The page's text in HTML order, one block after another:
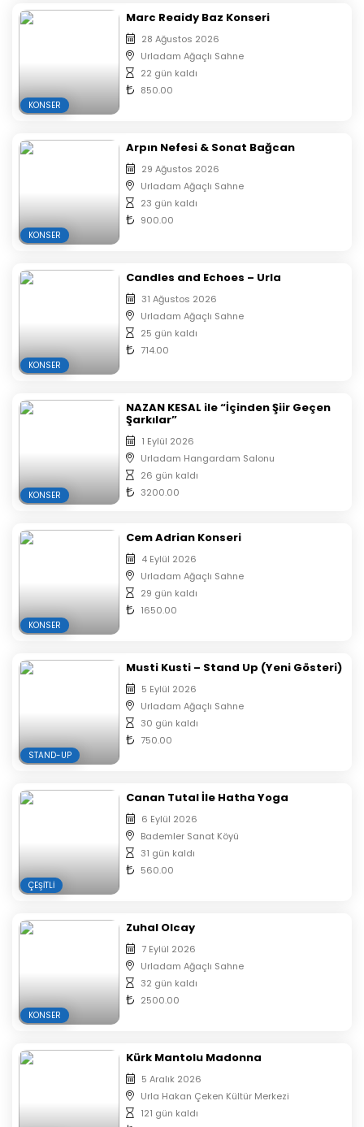
KONSER
Marc Reaidy Baz Konseri
28 Ağustos 2026
Urladam Ağaçlı Sahne
22 gün kaldı
850.00
KONSER
Arpın Nefesi & Sonat Bağcan
29 Ağustos 2026
Urladam Ağaçlı Sahne
23 gün kaldı
900.00
KONSER
Candles and Echoes – Urla
31 Ağustos 2026
Urladam Ağaçlı Sahne
25 gün kaldı
714.00
KONSER
NAZAN KESAL ile “İçinden Şiir Geçen
Şarkılar”
1 Eylül 2026
Urladam Hangardam Salonu
26 gün kaldı
3200.00
KONSER
Cem Adrian Konseri
4 Eylül 2026
Urladam Ağaçlı Sahne
29 gün kaldı
1650.00
STAND-UP
Musti Kusti – Stand Up (Yeni Gösteri)
5 Eylül 2026
Urladam Ağaçlı Sahne
30 gün kaldı
750.00
ÇEŞITLI
Canan Tutal İle Hatha Yoga
6 Eylül 2026
Bademler Sanat Köyü
31 gün kaldı
560.00
KONSER
Zuhal Olcay
7 Eylül 2026
Urladam Ağaçlı Sahne
32 gün kaldı
2500.00
Kürk Mantolu Madonna
5 Aralık 2026
Urla Hakan Çeken Kültür Merkezi
121 gün kaldı